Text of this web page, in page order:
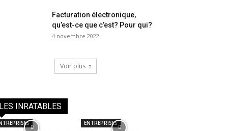
Facturation électronique,
qu’est-ce que c’est? Pour qui?
4 novembre 2022
Voir plus
LES INRATABLES
ENTREPRISES